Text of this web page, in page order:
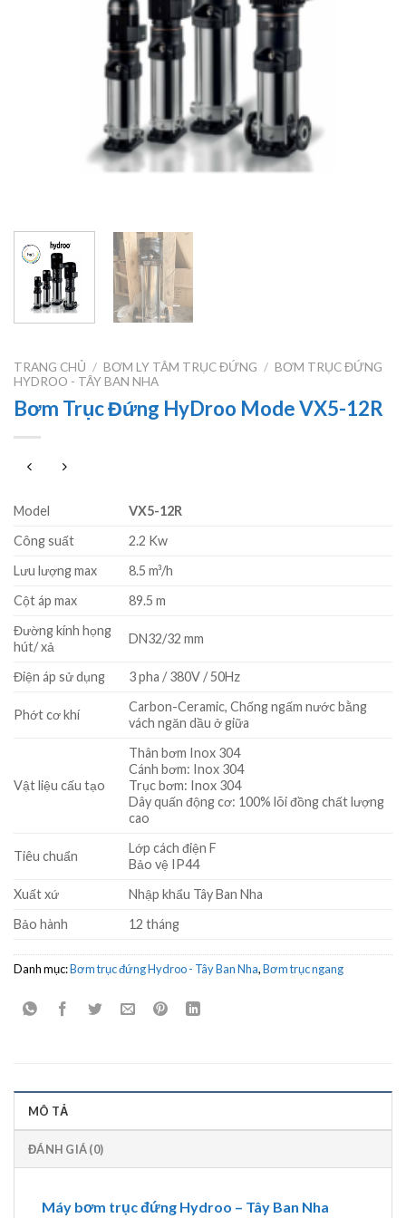
TRANG CHỦ / BƠM LY TÂM TRỤC ĐỨNG / BƠM TRỤC ĐỨNG
HYDROO - TÂY BAN NHA
Bơm Trục Đứng HyDroo Mode VX5-12R
Model
VX5-12R
Công suất
2.2 Kw
Lưu lượng max
8.5 m³/h
Cột áp max
89.5 m
Đường kính họng
hút/ xả
DN32/32 mm
Điện áp sử dụng 3 pha / 380V / 50Hz
Phớt cơ khí
Carbon-Ceramic, Chống ngấm nước bằng
vách ngăn dầu ở giữa
Vật liệu cấu tạo
Thân bơm Inox 304
Cánh bơm: Inox 304
Trục bơm: Inox 304
Dây quấn động cơ: 100% lõi đồng chất lượng
cao
Tiêu chuẩn
Lớp cách điện F
Bảo vệ IP44
Xuất xứ
Nhập khẩu Tây Ban Nha
Bảo hành
12 tháng
Danh mục:Bơm trục đứng Hydroo - Tây Ban Nha,Bơm trục ngang
MÔ TẢ
ĐÁNH GIÁ (0)
Máy bơm trục đứng Hydroo – Tây Ban Nha